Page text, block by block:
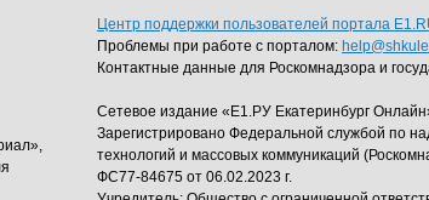
Центр поддержки пользователей портала
Проблемы при работе с порталом:
Контактные данные для Роскомнадзора и
Сетевое издание «Е1.РУ Екатеринбург
Зарегистрировано Федеральной службой по
технологий и массовых коммуникаций
ФС77-84675 от 06.02.2023 г.